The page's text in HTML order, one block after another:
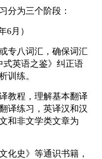
分为三个阶段：
6月）
专八词汇，确保词汇
式英语之鉴》纠正语
训练。
教程，理解基本翻译
译练习，英译汉和汉
和非文学类文章为
化史》等通识书籍，